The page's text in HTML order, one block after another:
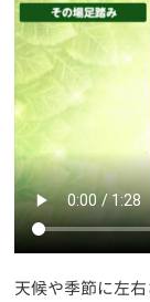
天候や季節に左